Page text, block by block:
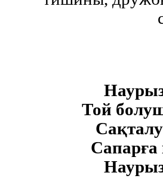
Той
Сапарға